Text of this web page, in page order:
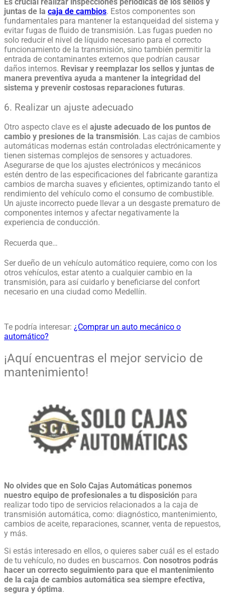
juntas de la caja de cambios. Estos componentes son
fundamentales para mantener la estanqueidad del sistema y
evitar fugas de fluido de transmisión. Las fugas pueden no
solo reducir el nivel de líquido necesario para el correcto
funcionamiento de la transmisión, sino también permitir la
entrada de contaminantes externos que podrían causar
daños internos. Revisar y reemplazar los sellos y juntas de
manera preventiva ayuda a mantener la integridad del
sistema y prevenir costosas reparaciones futuras.
6. Realizar un ajuste adecuado
Otro aspecto clave es el ajuste adecuado de los puntos de
cambio y presiones de la transmisión. Las cajas de cambios
automáticas modernas están controladas electrónicamente y
tienen sistemas complejos de sensores y actuadores.
Asegurarse de que los ajustes electrónicos y mecánicos
estén dentro de las especificaciones del fabricante garantiza
cambios de marcha suaves y eficientes, optimizando tanto el
rendimiento del vehículo como el consumo de combustible.
Un ajuste incorrecto puede llevar a un desgaste prematuro de
componentes internos y afectar negativamente la
experiencia de conducción.
Recuerda que…
Ser dueño de un vehículo automático requiere, como con los
otros vehículos, estar atento a cualquier cambio en la
transmisión, para así cuidarlo y beneficiarse del confort
necesario en una ciudad como Medellín.
Te podría interesar: ¿Comprar un auto mecánico o
automático?
¡Aquí encuentras el mejor servicio de
mantenimiento!
No olvides que en Solo Cajas Automáticas ponemos
nuestro equipo de profesionales a tu disposición para
realizar todo tipo de servicios relacionados a la caja de
transmisión automática, como: diagnóstico, mantenimiento,
cambios de aceite, reparaciones, scanner, venta de repuestos,
y más.
Si estás interesado en ellos, o quieres saber cuál es el estado
de tu vehículo, no dudes en buscarnos. Con nosotros podrás
hacer un correcto seguimiento para que el mantenimiento
de la caja de cambios automática sea siempre efectiva,
segura y óptima.